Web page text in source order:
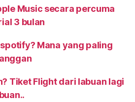
Music secara percuma
3 bulan
Mana yang paling
Tiket Flight dari labuan lagi